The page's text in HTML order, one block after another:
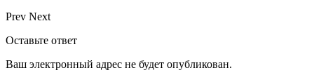
Prev Next
Оставьте ответ
Ваш электронный адрес не будет опубликован.